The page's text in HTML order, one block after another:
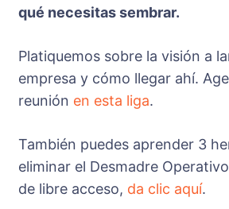
qué necesitas sembrar.
Platiquemos sobre la visión a
empresa y cómo llegar ahí.
reunión en esta liga.
También puedes aprender 3
eliminar el Desmadre
de libre acceso, da clic aquí.